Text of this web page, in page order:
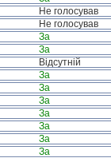
Не голосував
Не голосував
За
За
Відсутній
За
За
За
За
За
За
За